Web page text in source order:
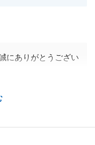
にありがとうござい
しく感じておりま
るよう精進して参り